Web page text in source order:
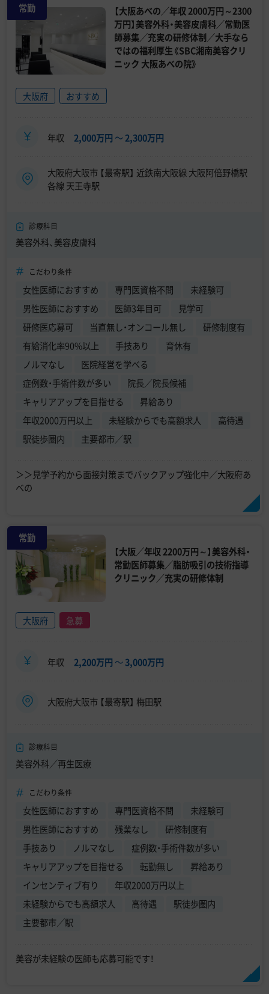
常勤
【大阪あべの／年収 2000万円～2300
万円】美容外科・美容皮膚科／常勤医
師募集／充実の研修体制／大手なら
ではの福利厚生《SBC湘南美容クリ
ニック 大阪あべの院》
大阪府 おすすめ
年収 2,000万円 〜2,300万円
大阪府大阪市 【最寄駅】 近鉄南大阪線 大阪阿倍野橋駅
各線 天王寺駅
診療科目
美容外科、美容皮膚科
こだわり条件
女性医師におすすめ 専門医資格不問
未経験可
男性医師におすすめ
医師3年目可
見学可
研修医応募可
当直無し・オンコール無し
研修制度有
有給消化率90%以上
手技あり
育休有
ノルマなし
医院経営を学べる
症例数・手術件数が多い
院長／院長候補
キャリアアップを目指せる
昇給あり
年収2000万円以上
未経験からでも高額求人
高待遇
駅徒歩圏内
主要都市／駅
＞＞見学予約から面接対策までバックアップ強化中／大阪府あ
べの
常勤
【大阪／年収 2200万円～】美容外科・
常勤医師募集／脂肪吸引の技術指導
クリニック／充実の研修体制
大阪府 急募
年収 2,200万円 〜3,000万円
大阪府大阪市 【最寄駅】 梅田駅
診療科目
美容外科／再生医療
こだわり条件
女性医師におすすめ 専門医資格不問
未経験可
男性医師におすすめ
残業なし
研修制度有
手技あり
ノルマなし
症例数・手術件数が多い
キャリアアップを目指せる
転勤無し
昇給あり
インセンティブ有り
年収2000万円以上
未経験からでも高額求人
高待遇
駅徒歩圏内
主要都市／駅
美容が未経験の医師も応募可能です！